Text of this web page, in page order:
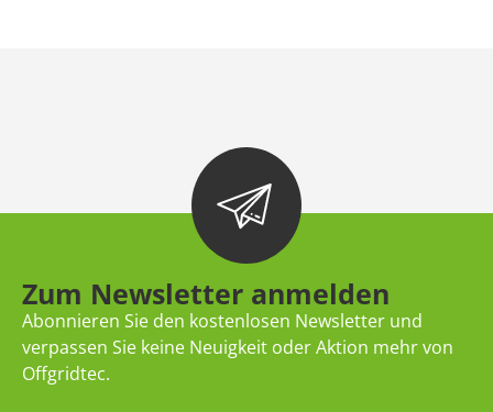
Zum Newsletter anmelden
Abonnieren Sie den kostenlosen Newsletter und
verpassen Sie keine Neuigkeit oder Aktion mehr von
Offgridtec.